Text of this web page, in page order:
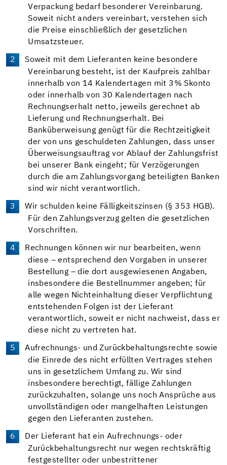
Verpackung bedarf besonderer Vereinbarung.
Soweit nicht anders vereinbart, verstehen sich
die Preise einschließlich der gesetzlichen
Umsatzsteuer.
Soweit mit dem Lieferanten keine besondere
Vereinbarung besteht, ist der Kaufpreis zahlbar
innerhalb von 14 Kalendertagen mit 3% Skonto
oder innerhalb von 30 Kalendertagen nach
Rechnungserhalt netto, jeweils gerechnet ab
Lieferung und Rechnungserhalt. Bei
Banküberweisung genügt für die Rechtzeitigkeit
der von uns geschuldeten Zahlungen, dass unser
Überweisungsauftrag vor Ablauf der Zahlungsfrist
bei unserer Bank eingeht; für Verzögerungen
durch die am Zahlungsvorgang beteiligten Banken
sind wir nicht verantwortlich.
Wir schulden keine Fälligkeitszinsen (§ 353 HGB).
Für den Zahlungsverzug gelten die gesetzlichen
Vorschriften.
Rechnungen können wir nur bearbeiten, wenn
diese – entsprechend den Vorgaben in unserer
Bestellung – die dort ausgewiesenen Angaben,
insbesondere die Bestellnummer angeben; für
alle wegen Nichteinhaltung dieser Verpflichtung
entstehenden Folgen ist der Lieferant
verantwortlich, soweit er nicht nachweist, dass er
diese nicht zu vertreten hat.
Aufrechnungs- und Zurückbehaltungsrechte sowie
die Einrede des nicht erfüllten Vertrages stehen
uns in gesetzlichem Umfang zu. Wir sind
insbesondere berechtigt, fällige Zahlungen
zurückzuhalten, solange uns noch Ansprüche aus
unvollständigen oder mangelhaften Leistungen
gegen den Lieferanten zustehen.
Der Lieferant hat ein Aufrechnungs- oder
Zurückbehaltungsrecht nur wegen rechtskräftig
festgestellter oder unbestrittener